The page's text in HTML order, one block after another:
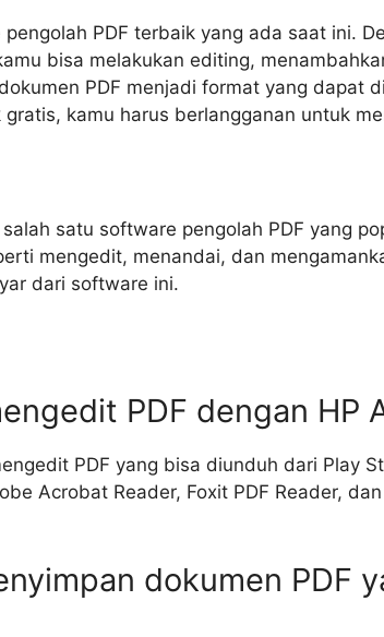
PDF terbaik yang ada saat ini.
bisa melakukan editing,
PDF menjadi format yang dapat
kamu harus berlangganan untuk
satu software pengolah PDF yang
mengedit, menandai, dan
dari software ini.
PDF dengan HP
PDF yang bisa diunduh dari Play
Acrobat Reader, Foxit PDF Reader,
dokumen PDF